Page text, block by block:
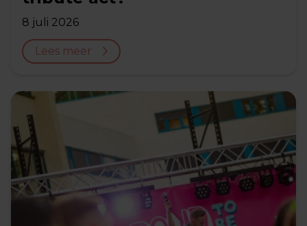
8 juli 2026
Lees meer